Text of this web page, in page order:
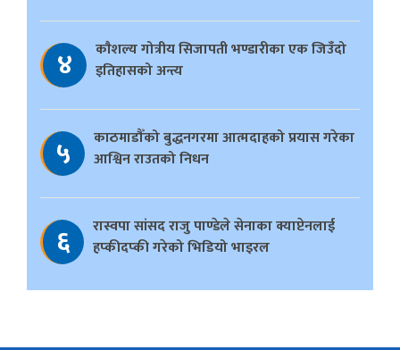
४
काैशल्य गोत्रीय सिजापती भण्डारीका एक जिउँदो
इतिहासको अन्त्य
५
काठमाडौँको बुद्धनगरमा आत्मदाहको प्रयास गरेका
आश्विन राउतको निधन
६
रास्वपा सांसद राजु पाण्डेले सेनाका क्याप्टेनलाई
हप्कीदप्की गरेको भिडियो भाइरल